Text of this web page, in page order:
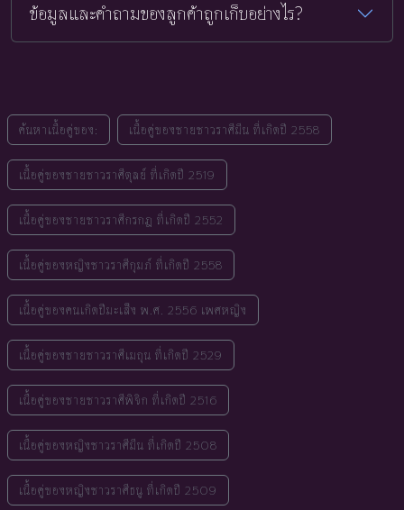
ข้อมูลและคำถามของลูกค้าถูกเก็บอย่างไร?
ค้นหาเนื้อคู่ของ: เนื้อคู่ของชายชาวราศีมีน ที่เกิดปี 2558
เนื้อคู่ของชายชาวราศีตุลย์ ที่เกิดปี 2519
เนื้อคู่ของชายชาวราศีกรกฎ ที่เกิดปี 2552
เนื้อคู่ของหญิงชาวราศีกุมภ์ ที่เกิดปี 2558
เนื้อคู่ของคนเกิดปีมะเส็ง พ.ศ. 2556 เพศหญิง
เนื้อคู่ของชายชาวราศีเมถุน ที่เกิดปี 2529
เนื้อคู่ของชายชาวราศีพิจิก ที่เกิดปี 2516
เนื้อคู่ของหญิงชาวราศีมีน ที่เกิดปี 2508
เนื้อคู่ของหญิงชาวราศีธนู ที่เกิดปี 2509